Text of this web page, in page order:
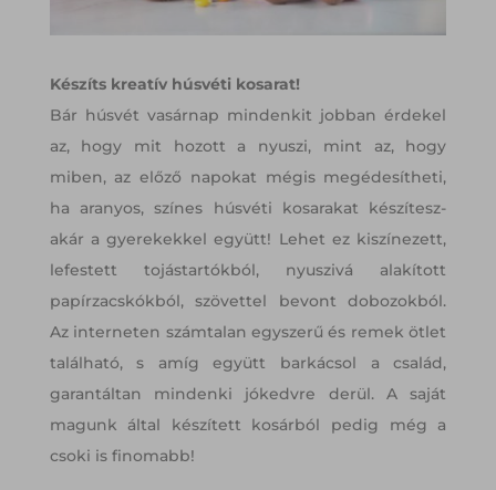
Készíts kreatív húsvéti kosarat!
Bár húsvét vasárnap mindenkit jobban érdekel
az, hogy mit hozott a nyuszi, mint az, hogy
miben, az előző napokat mégis megédesítheti,
ha aranyos, színes húsvéti kosarakat készítesz-
akár a gyerekekkel együtt! Lehet ez kiszínezett,
lefestett tojástartókból, nyuszivá alakított
papírzacskókból, szövettel bevont dobozokból.
Az interneten számtalan egyszerű és remek ötlet
található, s amíg együtt barkácsol a család,
garantáltan mindenki jókedvre derül. A saját
magunk által készített kosárból pedig még a
csoki is finomabb!